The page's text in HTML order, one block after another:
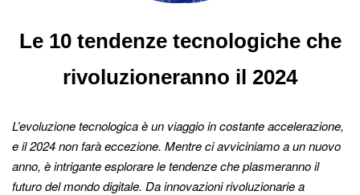
Le 10 tendenze tecnologiche che
rivoluzioneranno il 2024
L’evoluzione tecnologica è un viaggio in costante accelerazione,
e il 2024 non farà eccezione. Mentre ci avviciniamo a un nuovo
anno, è intrigante esplorare le tendenze che plasmeranno il
futuro del mondo digitale. Da innovazioni rivoluzionarie a